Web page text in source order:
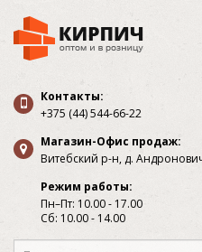
Контакты:
+375 (44) 544-66-22
Магазин-Офис продаж:
Витебский р-н, д.
Режим работы:
Пн–Пт: 10.00 - 17.00
Сб: 10.00 - 14.00